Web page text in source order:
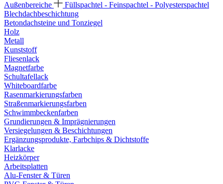
Außenbereiche
Füllspachtel - Feinspachtel - Polyesterspachtel
Blechdachbeschichtung
Betondachsteine und Tonziegel
Holz
Metall
Kunststoff
Fliesenlack
Magnetfarbe
Schultafellack
Whiteboardfarbe
Rasenmarkierungsfarben
Straßenmarkierungsfarben
Schwimmbeckenfarben
Grundierungen & Imprägnierungen
Versiegelungen & Beschichtungen
Ergänzungsprodukte, Farbchips & Dichtstoffe
Klarlacke
Heizkörper
Arbeitsplatten
Alu-Fenster & Türen